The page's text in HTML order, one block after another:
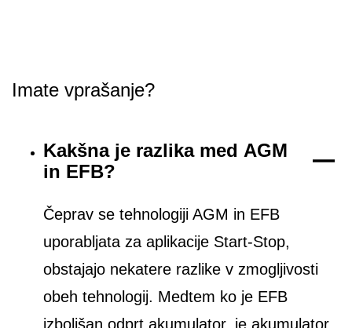
Imate vprašanje?
Kakšna je razlika med AGM
in EFB?
Čeprav se tehnologiji AGM in EFB
uporabljata za aplikacije Start-Stop,
obstajajo nekatere razlike v zmogljivosti
obeh tehnologij. Medtem ko je EFB
izboljšan odprt akumulator, je akumulator